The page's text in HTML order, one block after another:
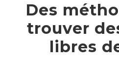
Des
trouver
libres